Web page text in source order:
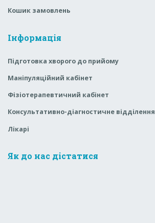
Кошик замовлень
Інформація
Підготовка хворого до прийому
Маніпуляційний кабінет
Фізіотерапевтичний кабінет
Консультативно-діагностичне відділення
Лікарі
Як до нас дістатися